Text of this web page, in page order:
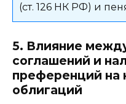
(ст. 126 НК РФ) и
5. Влияние
соглашений и
преференций на
облигаций